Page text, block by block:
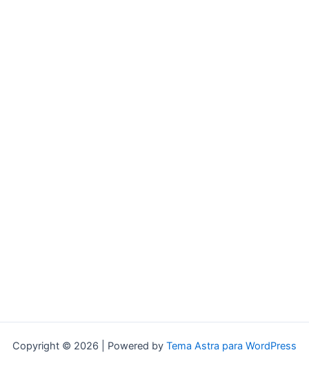
Copyright © 2026 | Powered by Tema Astra para WordPress